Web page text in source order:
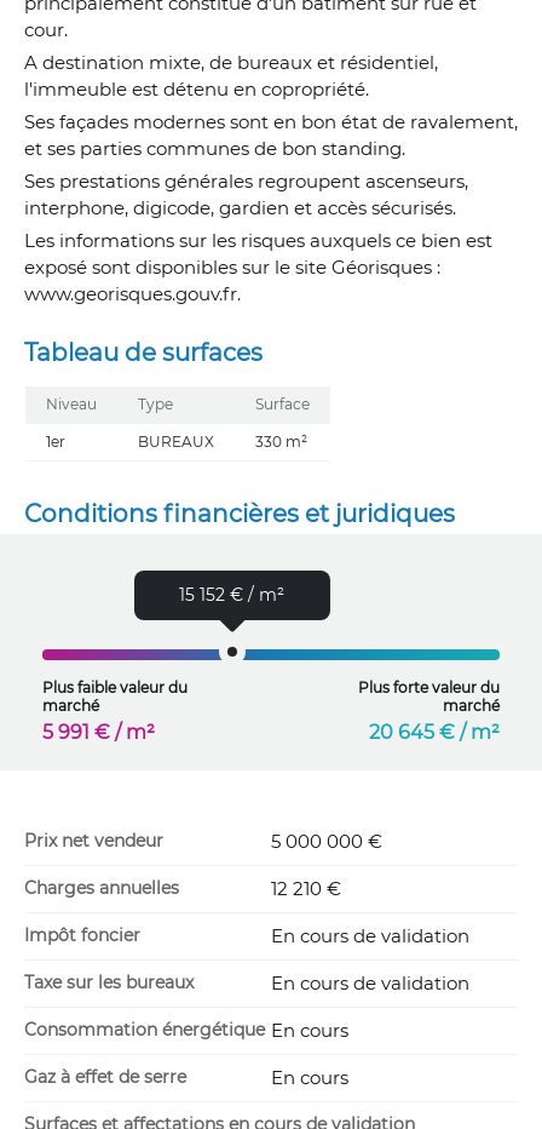
cour.
A destination mixte, de bureaux et résidentiel,
l'immeuble est détenu en copropriété.
Ses façades modernes sont en bon état de ravalement,
et ses parties communes de bon standing.
Ses prestations générales regroupent ascenseurs,
interphone, digicode, gardien et accès sécurisés.
Les informations sur les risques auxquels ce bien est
exposé sont disponibles sur le site Géorisques :
www.georisques.gouv.fr.
Tableau de surfaces
Niveau Type Surface
1er BUREAUX 330 m²
Conditions financières et juridiques
15 152 € / m²
Plus faible valeur du
marché
5 991 € / m²
Plus forte valeur du
marché
20 645 € / m²
Prix net vendeur 5 000 000 €
Charges annuelles 12 210 €
Impôt foncier En cours de validation
Taxe sur les bureaux En cours de validation
Consommation énergétique En cours
Gaz à effet de serre En cours
Surfaces et affectations en cours de validation